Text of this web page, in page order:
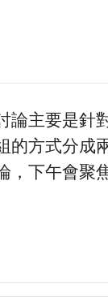
論主要是針
的方式分
，下午會聚